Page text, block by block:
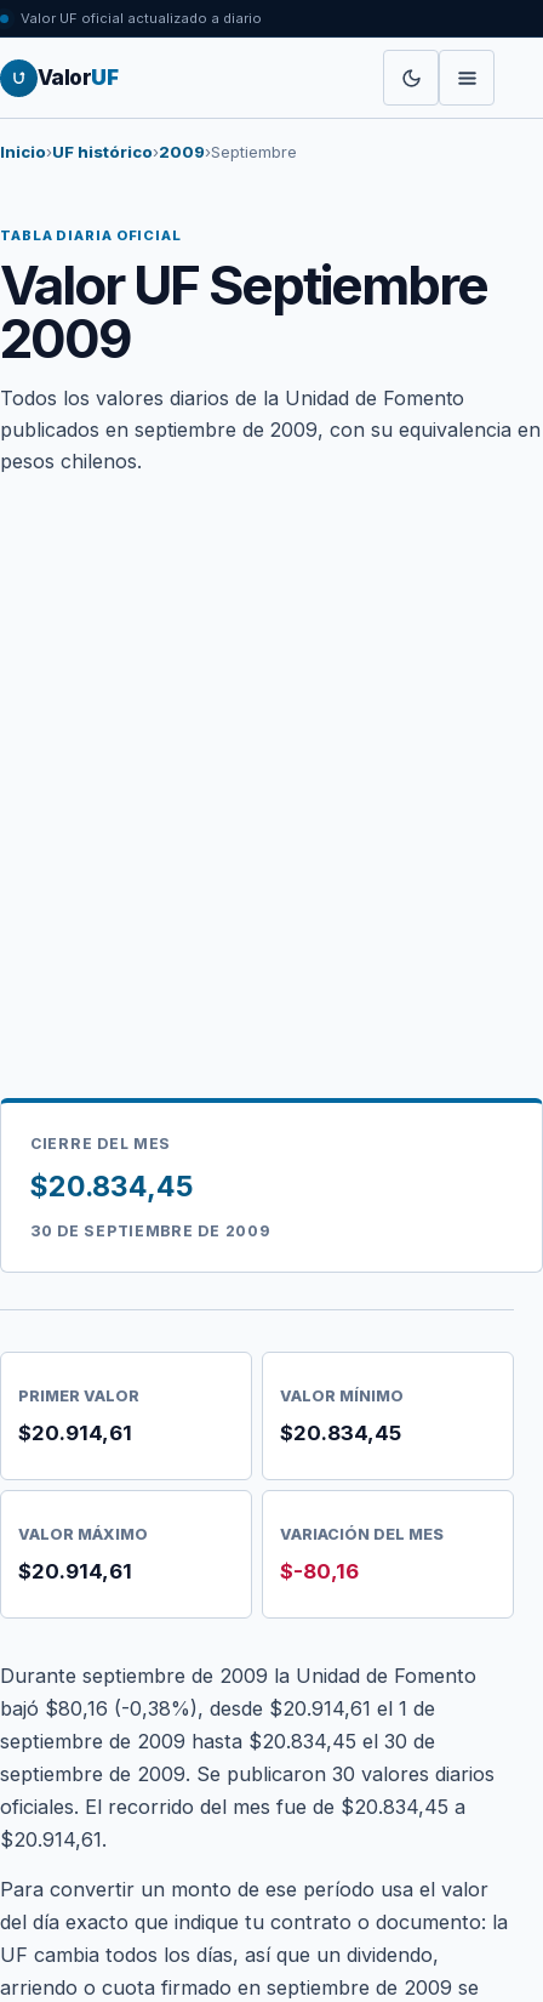
Valor UF oficial actualizado a diario
ValorUF
Inicio›UF histórico›2009›Septiembre
TABLA DIARIA OFICIAL
Valor UF Septiembre
2009
Todos los valores diarios de la Unidad de Fomento
publicados en septiembre de 2009, con su equivalencia en
pesos chilenos.
CIERRE DEL MES
$20.834,45
30 DE SEPTIEMBRE DE 2009
PRIMER VALOR
$20.914,61
VALOR MÍNIMO
$20.834,45
VALOR MÁXIMO
$20.914,61
VARIACIÓN DEL MES
$-80,16
Durante septiembre de 2009 la Unidad de Fomento
bajó $80,16 (-0,38%), desde $20.914,61 el 1 de
septiembre de 2009 hasta $20.834,45 el 30 de
septiembre de 2009. Se publicaron 30 valores diarios
oficiales. El recorrido del mes fue de $20.834,45 a
$20.914,61.
Para convertir un monto de ese período usa el valor
del día exacto que indique tu contrato o documento: la
UF cambia todos los días, así que un dividendo,
arriendo o cuota firmado en septiembre de 2009 se